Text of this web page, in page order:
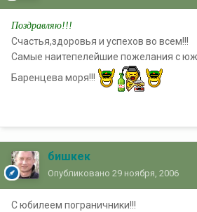
Поздравляю!!!
Счастья,здоровья и успехов во всем!!!
Самые наитепелейшие пожелания с
Баренцева моря!!!
бишкек
Опубликовано 29 ноября, 2006
С юбилеем пограничники!!!